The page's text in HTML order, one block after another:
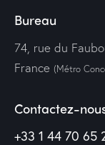
Bureau
74, rue du
France (Métro
Contactez-
+33 1 44 70 65